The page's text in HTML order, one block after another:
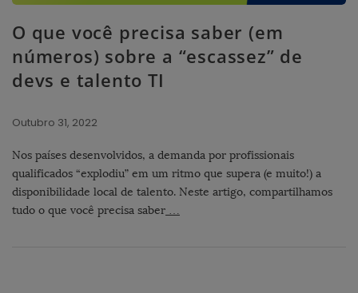
O que você precisa saber (em
números) sobre a “escassez” de
devs e talento TI
Outubro 31, 2022
Nos países desenvolvidos, a demanda por profissionais
qualificados “explodiu” em um ritmo que supera (e muito!) a
disponibilidade local de talento. Neste artigo, compartilhamos
tudo o que você precisa saber …